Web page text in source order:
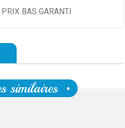
PRIX BAS GARANTI
similaires